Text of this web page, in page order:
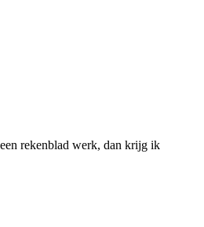
rekenblad werk, dan krijg ik